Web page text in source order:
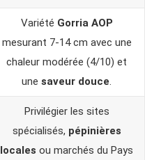
Variété Gorria AOP
mesurant 7-14 cm avec une
chaleur modérée (4/10) et
une saveur douce.
Privilégier les sites
spécialisés, pépinières
locales ou marchés du Pays